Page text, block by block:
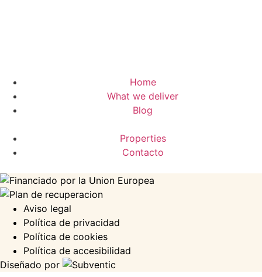
Home
What we deliver
Blog
Properties
Contacto
Aviso legal
Política de privacidad
Política de cookies
Política de accesibilidad
Diseñado por